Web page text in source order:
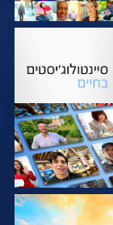
בדוק את הסדרה